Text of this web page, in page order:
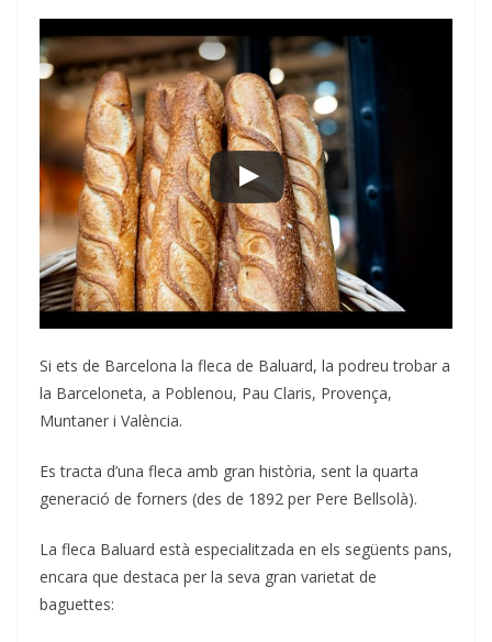
Si ets de Barcelona la fleca de Baluard, la podreu trobar a
la Barceloneta, a Poblenou, Pau Claris, Provença,
Muntaner i València.
Es tracta d’una fleca amb gran història, sent la quarta
generació de forners (des de 1892 per Pere Bellsolà).
La fleca Baluard està especialitzada en els següents pans,
encara que destaca per la seva gran varietat de
baguettes: